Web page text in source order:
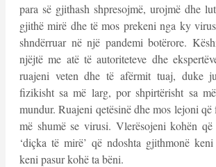
para së gjithash shpresojmë, urojmë dhe
gjithë mirë dhe të mos prekeni nga ky
shndërruar në një pandemi botërore.
njëjtë me atë të autoriteteve dhe
ruajeni veten dhe të afërmit tuaj, duke
fizikisht sa më larg, por shpirtërisht sa
mundur. Ruajeni qetësinë dhe mos lejoni
më shumë se virusi. Vlerësojeni kohën
‘diçka të mirë’ që ndoshta gjithmonë
keni pasur kohë ta bëni.